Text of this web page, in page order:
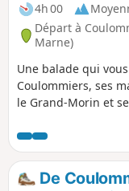
4h 00
Départ à
Marne)
Une balade qui
Coulommiers, ses
le Grand-Morin et
particulières.
De